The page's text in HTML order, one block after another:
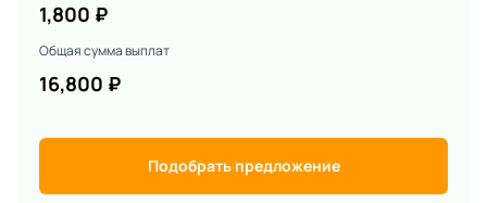
1,800 ₽
Общая сумма выплат
16,800 ₽
Подобрать предложение